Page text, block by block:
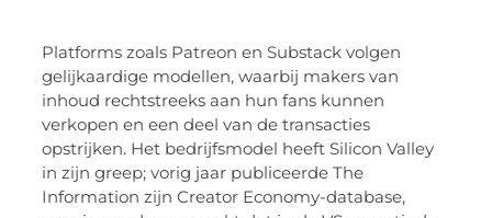
Platforms zoals Patreon en Substack volgen
gelijkaardige modellen, waarbij makers van
inhoud rechtstreeks aan hun fans kunnen
verkopen en een deel van de transacties
opstrijken. Het bedrijfsmodel heeft Silicon Valley
in zijn greep; vorig jaar publiceerde The
Information zijn Creator Economy-database,